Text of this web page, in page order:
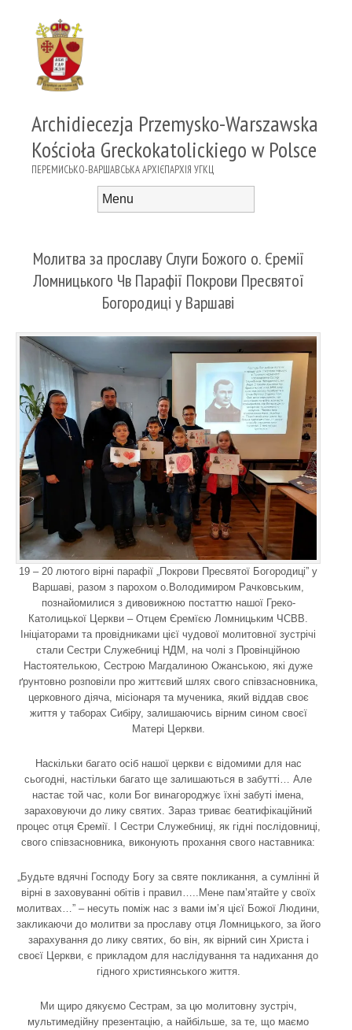
Archidiecezja Przemysko-Warszawska
Kościoła Greckokatolickiego w Polsce
ПЕРЕМИСЬКО-ВАРШАВСЬКА АРХІЄПАРХІЯ УГКЦ
Молитва за прославу Слуги Божого о. Єремії
Ломницького Чв Парафії Покрови Пресвятої
Богородиці у Варшаві
19 – 20 лютого вірні парафії „Покрови Пресвятої Богородиці” у
Варшаві, разом з парохом о.Володимиром Рачковським,
познайомилися з дивовижною постаттю нашої Греко-
Католицької Церкви – Отцем Єремїєю Ломницьким ЧСВВ.
Ініціаторами та провідниками цієї чудової молитовної зустрічі
стали Сестри Служебниці НДМ, на чолі з Провінційною
Настоятелькою, Сестрою Магдалиною Ожанською, які дуже
ґрунтовно розповіли про життєвий шлях свого співзасновника,
церковного діяча, місіонаря та мученика, який віддав своє
життя у таборах Сибіру, залишаючись вірним сином своєї
Матері Церкви.
Наскільки багато осіб нашої церкви є відомими для нас
сьогодні, настільки багато ще залишаються в забутті… Але
настає той час, коли Бог винагороджує їхні забуті імена,
зараховуючи до лику святих. Зараз триває беатифікаційний
процес отця Єремії. І Сестри Служебниці, як гідні послідовниці,
свого співзасновника, виконують прохання свого наставника:
„Будьте вдячні Господу Богу за святе покликання, а сумлінні й
вірні в заховуванні обітів і правил…..Мене пам’ятайте у своїх
молитвах…” – несуть поміж нас з вами ім’я цієї Божої Людини,
закликаючи до молитви за прославу отця Ломницького, за його
зарахування до лику святих, бо він, як вірний син Христа і
своєї Церкви, є прикладом для наслідування та надихання до
гідного християнського життя.
Ми щиро дякуємо Сестрам, за цю молитовну зустріч,
мультимедійну презентацію, а найбільше, за те, що маємо